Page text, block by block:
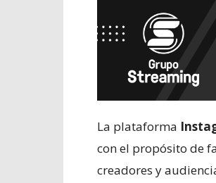
La plataforma
con el propósito de
creadores y